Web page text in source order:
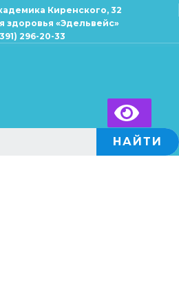
Киренского, 32
«Эдельвейс»
296-20-33
НАЙТИ